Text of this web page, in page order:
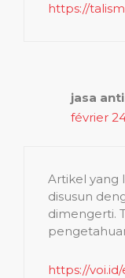
https://
jasa
février
Artikel yang
disusun
dimengerti.
https://